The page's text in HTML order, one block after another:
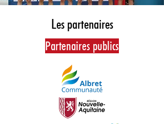
Les partenaires
Partenaires publics